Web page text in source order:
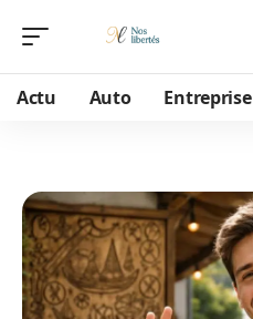
Actu Auto Entreprise